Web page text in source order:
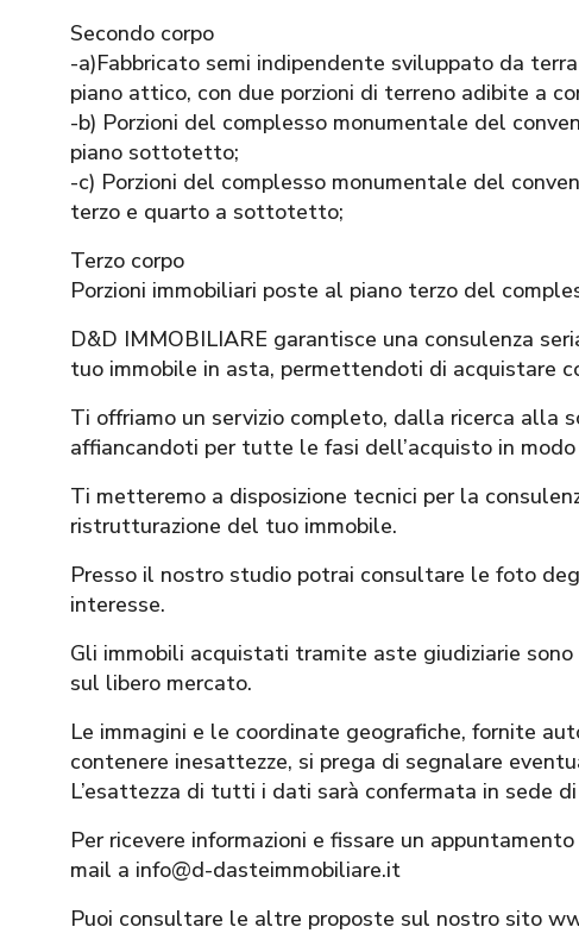
Secondo corpo
-a)Fabbricato semi indipendente sviluppato da
piano attico, con due porzioni di terreno adibite a
-b) Porzioni del complesso monumentale del
piano sottotetto;
-c) Porzioni del complesso monumentale del
terzo e quarto a sottotetto;
Terzo corpo
Porzioni immobiliari poste al piano terzo del
D&D IMMOBILIARE garantisce una consulenza
tuo immobile in asta, permettendoti di acquistare
Ti offriamo un servizio completo, dalla ricerca alla
affiancandoti per tutte le fasi dell’acquisto in
Ti metteremo a disposizione tecnici per la
ristrutturazione del tuo immobile.
Presso il nostro studio potrai consultare le foto
interesse.
Gli immobili acquistati tramite aste giudiziarie
sul libero mercato.
Le immagini e le coordinate geografiche, fornite
contenere inesattezze, si prega di segnalare
L’esattezza di tutti i dati sarà confermata in sede
Per ricevere informazioni e fissare un
mail a info@d-dasteimmobiliare.it
Puoi consultare le altre proposte sul nostro sito